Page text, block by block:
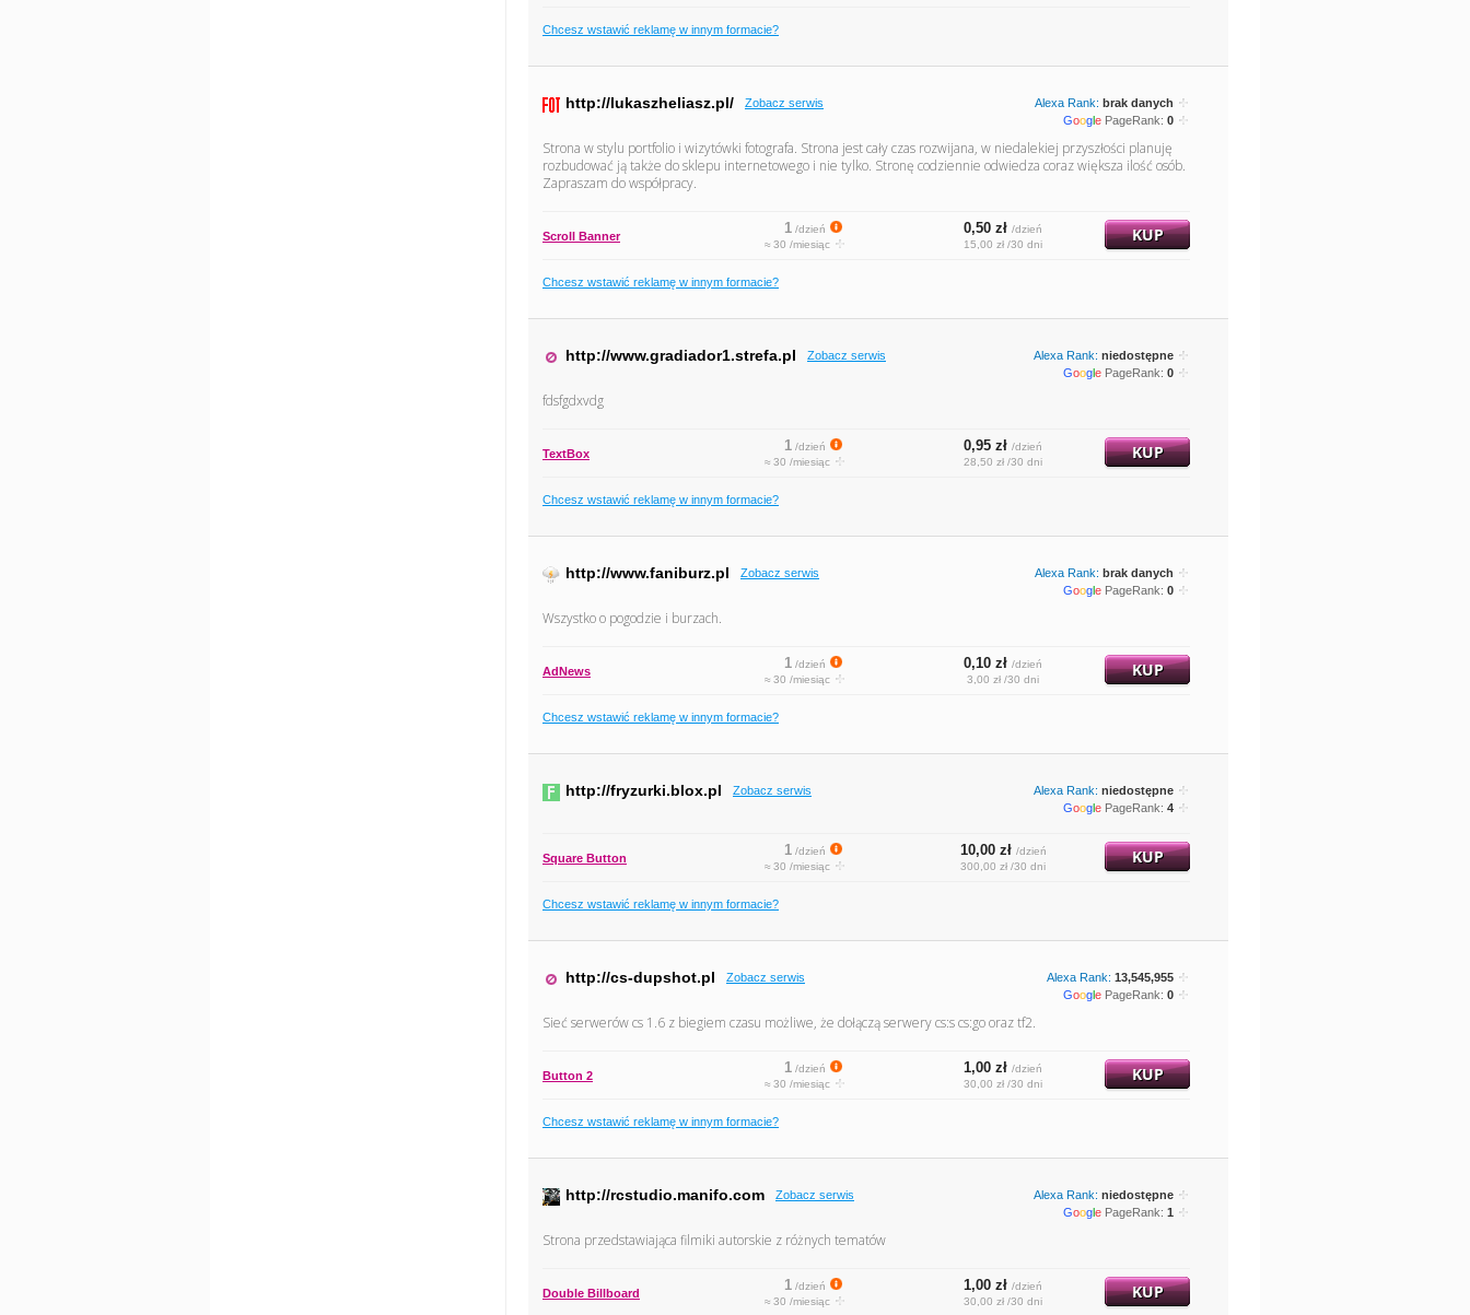
Chcesz wstawić reklamę w innym formacie?
http://lukaszheliasz.pl/ Zobacz serwis Alexa Rank: brak danych
Google PageRank: 0
Strona w stylu portfolio i wizytówki fotografa. Strona jest cały czas rozwijana, w niedalekiej przyszłości planuję
rozbudować ją także do sklepu internetowego i nie tylko. Stronę codziennie odwiedza coraz większa ilość osób.
Zapraszam do współpracy.
Scroll Banner 1 /dzień
≈ 30 /miesiąc
0,50 zł /dzień
15,00 zł /30 dni
KUP
Chcesz wstawić reklamę w innym formacie?
http://www.gradiador1.strefa.pl Zobacz serwis Alexa Rank: niedostępne
Google PageRank: 0
fdsfgdxvdg
TextBox 1 /dzień
≈ 30 /miesiąc
0,95 zł /dzień
28,50 zł /30 dni
KUP
Chcesz wstawić reklamę w innym formacie?
http://www.faniburz.pl Zobacz serwis Alexa Rank: brak danych
Google PageRank: 0
Wszystko o pogodzie i burzach.
AdNews 1 /dzień
≈ 30 /miesiąc
0,10 zł /dzień
3,00 zł /30 dni
KUP
Chcesz wstawić reklamę w innym formacie?
http://fryzurki.blox.pl Zobacz serwis Alexa Rank: niedostępne
Google PageRank: 4
Square Button 1 /dzień
≈ 30 /miesiąc
10,00 zł /dzień
300,00 zł /30 dni
KUP
Chcesz wstawić reklamę w innym formacie?
http://cs-dupshot.pl Zobacz serwis Alexa Rank: 13,545,955
Google PageRank: 0
Sieć serwerów cs 1.6 z biegiem czasu możliwe, że dołączą serwery cs:s cs:go oraz tf2.
Button 2 1 /dzień
≈ 30 /miesiąc
1,00 zł /dzień
30,00 zł /30 dni
KUP
Chcesz wstawić reklamę w innym formacie?
http://rcstudio.manifo.com Zobacz serwis Alexa Rank: niedostępne
Google PageRank: 1
Strona przedstawiająca filmiki autorskie z różnych tematów
Double Billboard 1 /dzień
≈ 30 /miesiąc
1,00 zł /dzień
30,00 zł /30 dni
KUP